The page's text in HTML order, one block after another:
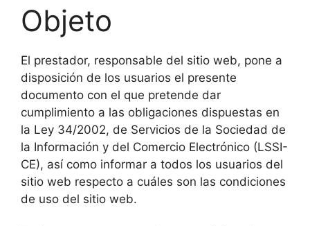
Objeto
El prestador, responsable del sitio web, pone a
disposición de los usuarios el presente
documento con el que pretende dar
cumplimiento a las obligaciones dispuestas en
la Ley 34/2002, de Servicios de la Sociedad de
la Información y del Comercio Electrónico (LSSI-
CE), así como informar a todos los usuarios del
sitio web respecto a cuáles son las condiciones
de uso del sitio web.